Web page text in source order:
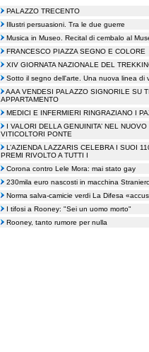
PALAZZO TRECENTO
Illustri persuasioni. Tra le due guerre
Musica in Museo. Recital di cembalo al
FRANCESCO PIAZZA SEGNO E COLORE
XIV GIORNATA NAZIONALE DEL
Sotto il segno dell'arte. Una nuova linea di
AAA VENDESI PALAZZO SIGNORILE SU
APPARTAMENTO
MEDICI E INFERMIERI RINGRAZIANO I
I VALORI DELLA GENUINITA’ NEL
VITICOLTORI PONTE
L’AZIENDA LAZZARIS CELEBRA I SUOI
PREMI RIVOLTO A TUTTI I
Corona contro Lele Mora: mai stato gay
230mila euro nascosti in macchina
Norma salva-camicie verdi La Difesa
I tifosi a Rooney: "Sei un uomo morto"
Rooney, tanto rumore per nulla